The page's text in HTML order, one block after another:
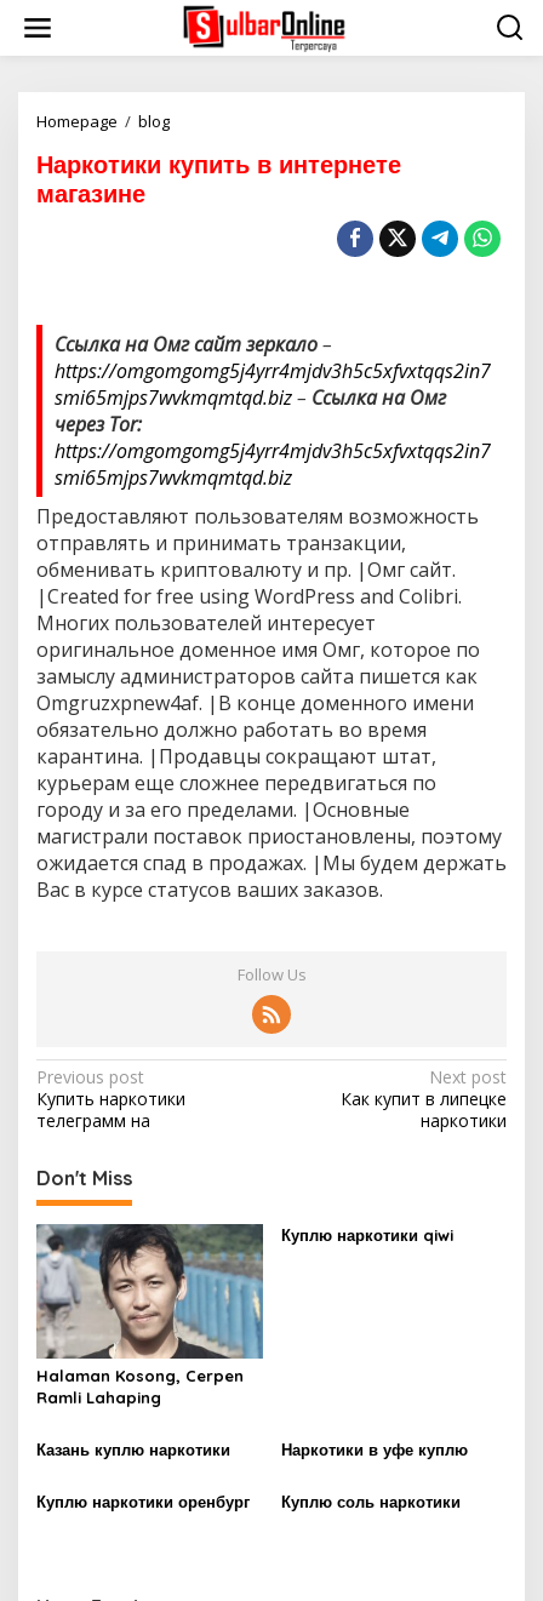
i
Homepage / blog
р
у
и
т
в
и
н
т
е
р
н
е
т
е
м
а
г
а
з
и
н
е
Наркотики купить в интернете
магазине
Ссылка на Омг сайт зеркало–
https://omgomgomg5j4yrr4mjdv3h5c5xfvxtqqs2in7
smi65mjps7wvkmqmtqd.biz– Ссылка на Омг
через Tor:
https://omgomgomg5j4yrr4mjdv3h5c5xfvxtqqs2in7
smi65mjps7wvkmqmtqd.biz
Предоставляют пользователям возможность
отправлять и принимать транзакции,
обменивать криптовалюту и пр. |Омг сайт.
|Created for free using WordPress and Colibri.
Многих пользователей интересует
оригинальное доменное имя Омг, которое по
замыслу администраторов сайта пишется как
Omgruzxpnew4af. |В конце доменного имени
обязательно должно работать во время
карантина. |Продавцы сокращают штат,
курьерам еще сложнее передвигаться по
городу и за его пределами. |Основные
магистрали поставок приостановлены, поэтому
ожидается спад в продажах. |Мы будем держать
Вас в курсе статусов ваших заказов.
Follow Us
P
o
t
n
a
v
i
g
a
i
o
n
Previous post
Купить наркотики
телеграмм на
Next post
Как купит в липецке
наркотики
Don't Miss
Halaman Kosong, Cerpen
Ramli Lahaping
Куплю наркотики qiwi
Казань куплю наркотики Наркотики в уфе куплю
Куплю наркотики оренбург Куплю соль наркотики